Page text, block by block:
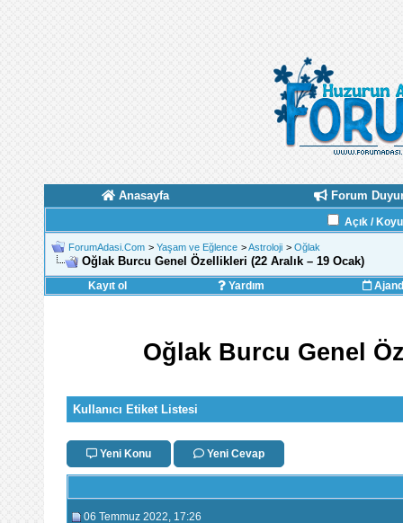
Anasayfa Forum
Açık /
ForumAdasi.Com > Yaşam ve Eğlence >Astroloji > Oğlak
Oğlak Burcu Genel Özellikleri (22 Aralık – 19 Ocak)
Kayıt ol Yardım
Oğlak Burcu Genel
Kullanıcı Etiket Listesi
Yeni Konu Yeni Cevap
06 Temmuz 2022 , 17:26